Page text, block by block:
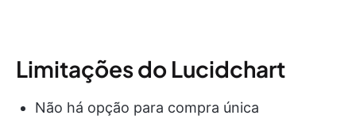
Limitações do Lucidchart
Não há opção para compra única